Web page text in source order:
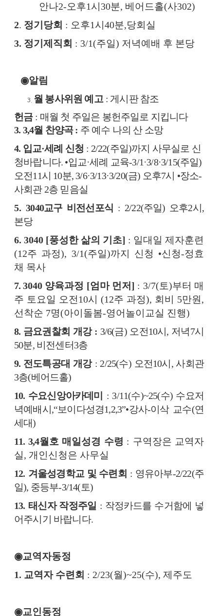
안나2-오후1시 30분, 베어드홀(사302)
2. 정기당회 : 오후1시 40분,당회실
3. 정기제직회 : 3/1(주일) 저녁예배 후 본당
◉알림
월 봉사위원 예고 : 게시판 참조
헌금 : 매월 첫 주일은 봉헌주일로 지킵니다
3. 3,4월 찬양곡: 주 예수 나의 산 소망
4. 입교·세례 신청 : 2/22(주일)까지 사무실로 신
청바랍니다. •입교·세례 교육-3/1·3/8·3/15(주일)
오전11시 10분, 3/6·3/13·3/20(금) 오후7시 •장소-
사회관 2층 믿음실
5.3040교구 비전선포식 : 2/22(주일) 오후2시 ,
본당
6. 3040 [풍성한 삶의 기초] : 일대일 제자훈련
(12주 과정), 3/1(주일)까지 신청 •신청-정효
채 목사
7. 3040 양육과정 [엄마 먼저] : 3/7(토)부터 매
주 토요일 오전10시 (12주 과정), 회비 5만원 ,
선착순 7명(아이돌봄-영어놀이교실 진행)
8. 금요권찰회 개강 : 3/6(금) 오전10시 , 저녁7시
50분, 비전센터3층
9. 전도특공대 개강 : 2/25(수) 오전10시 , 사회관
3층(베어드홀)
10. 수요신앙아카데미 : 3/11(수)~25(수) 수요저
녁예배시 ,“보이다성경1,2,3”•강사-이삭 교수(연
세대)
11. 3,4월호 매일성경 수령 : 구역장은 교역자
실, 개인신청은 사무실
12. 겨울성경학교 및 수련회 : 영유아부-2/22(주
일), 중등부-3/14(토)
13. 태신자 작정주일 : 작정카드를 수거함에 넣
어주시기 바랍니다.
◉교역자동정
1. 교역자 수련회 : 2/23(월)~25(수), 제주도
◉교인동정